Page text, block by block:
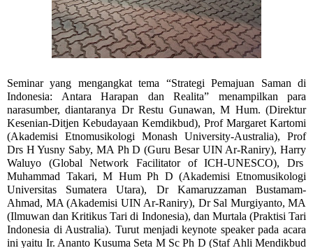
Seminar yang mengangkat tema “Strategi Pemajuan Saman di
Indonesia: Antara Harapan dan Realita” menampilkan para
narasumber, diantaranya Dr Restu Gunawan, M Hum. (Direktur
Kesenian-Ditjen Kebudayaan Kemdikbud), Prof Margaret Kartomi
(Akademisi Etnomusikologi Monash University-Australia), Prof
Drs H Yusny Saby, MA Ph D (Guru Besar UIN Ar-Raniry), Harry
Waluyo (Global Network Facilitator of ICH-UNESCO), Drs
Muhammad Takari, M Hum Ph D (Akademisi Etnomusikologi
Universitas Sumatera Utara), Dr Kamaruzzaman Bustamam-
Ahmad, MA (Akademisi UIN Ar-Raniry), Dr Sal Murgiyanto, MA
(Ilmuwan dan Kritikus Tari di Indonesia), dan Murtala (Praktisi Tari
Indonesia di Australia). Turut menjadi keynote speaker pada acara
ini yaitu Ir. Ananto Kusuma Seta M Sc Ph D (Staf Ahli Mendikbud